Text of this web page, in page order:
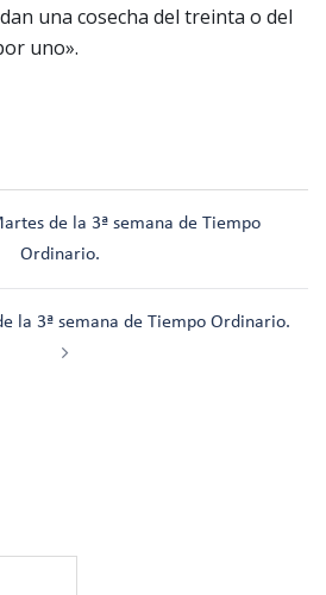
una cosecha del treinta o del
uno».
de la 3ª semana de Tiempo
Ordinario.
la 3ª semana de Tiempo Ordinario.